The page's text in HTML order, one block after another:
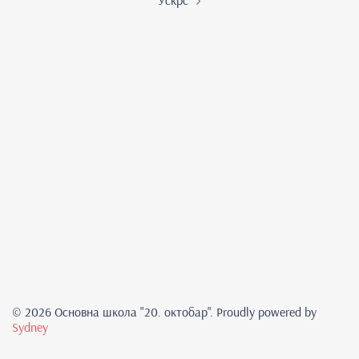
© 2026 Основна школа "20. oктобар". Proudly powered by
Sydney